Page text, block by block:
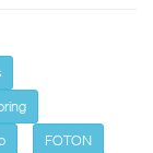
FOTON